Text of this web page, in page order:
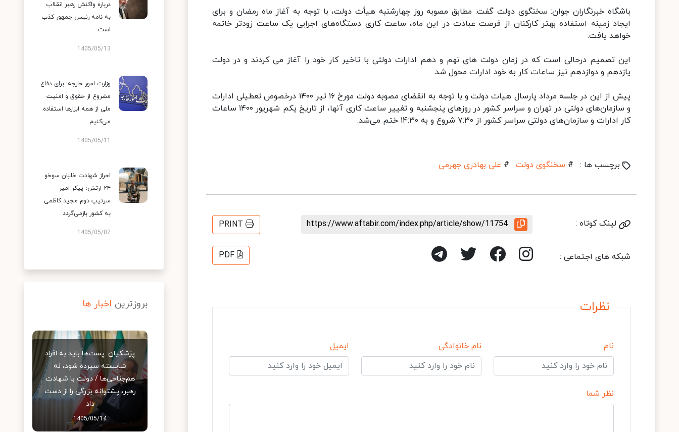
باشگاه خبرنگاران جوان: سخنگوی دولت گفت: مطابق مصوبه روز چهارشنبه هیأت دولت، با توجه به آغاز ماه رمضان و برای
ایجاد زمینه استفاده بهتر کارکنان از فرصت عبادت در این ماه، ساعت کاری دستگاه‌های اجرایی یک ساعت زودتر خاتمه
خواهد یافت.
این تصمیم درحالی است که در زمان دولت های نهم و دهم ادارات دولتی با تاخیر کار خود را آغاز می کردند و در دولت
یازدهم و دوازدهم نیز ساعات کار به خود ادارات محول شد.
پیش از این در جلسه مرداد پارسال هیات دولت و با توجه به انقضای مصوبه دولت مورخ ۱۶ تیر ۱۴۰۰ درخصوص تعطیلی ادارات
و سازمان‌های دولتی در تهران و سراسر کشور در روز‌های پنجشنبه و تغییر ساعت کاری آنها، از تاریخ یکم شهریور ۱۴۰۰ ساعات
کار ادارات و سازمان‌های دولتی سراسر کشور از ۷:۳۰ شروع و به ۱۴:۳۰ ختم می‌شد.
برچسب ها : # سخنگوی دولت # علی بهادری جهرمی
لینک کوتاه : https://www.aftabir.com/index.php/article/show/11754
PRINT
شبکه های اجتماعی : PDF
نظرات
نام نام خانوادگی ایمیل
نظر شما
درباره واکنش رهبر انقلاب
به نامه رئیس جمهور کذب
است
1405/05/13
وزارت امور خارجه: برای دفاع
مشروع از حقوق و امنیت
ملی از همه ابزارها استفاده
می‌کنیم
1405/05/11
احراز شهادت خلبان سوخو
۲۴ ارتش؛ پیکر امیر
سرتیپ دوم مجید کاظمی
به کشور بازمی‌گردد
1405/05/07
بروزترین اخبار ها
پزشکیان: پست‌ها باید به افراد
شایسته سپرده شود، نه
هم‌جناحی‌ها / دولت با شهادت
رهبر، پشتوانه بزرگی را از دست
داد
1405/05/14